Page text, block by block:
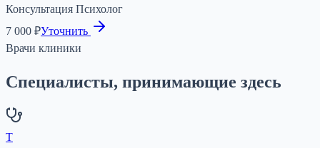
Консультация Психолог
7 000 ₽Уточнить
Врачи клиники
Специалисты, принимающие здесь
Т